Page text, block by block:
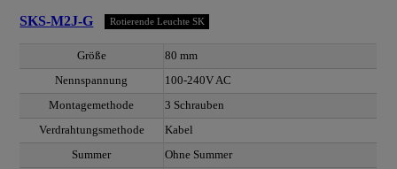
SKS-M2J-G Rotierende Leuchte SK
Größe
80 mm
Nennspannung
100-240V AC
Montagemethode
3 Schrauben
Verdrahtungsmethode
Kabel
Summer
Ohne Summer